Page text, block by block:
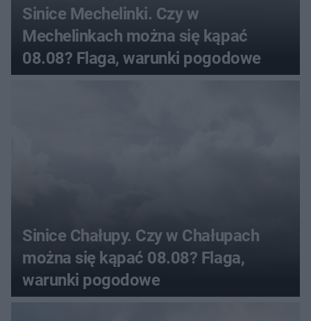
Sinice Mechelinki. Czy w
Mechelinkach można się kąpać
08.08? Flaga, warunki pogodowe
Sinice Chałupy. Czy w Chałupach
można się kąpać 08.08? Flaga,
warunki pogodowe